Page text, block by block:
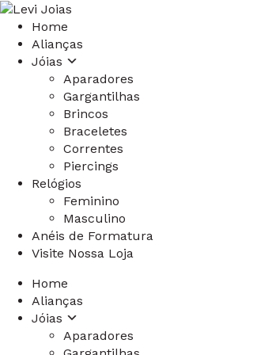
Home
Alianças
Jóias
Aparadores
Gargantilhas
Brincos
Braceletes
Correntes
Piercings
Relógios
Feminino
Masculino
Anéis de Formatura
Visite Nossa Loja
Home
Alianças
Jóias
Aparadores